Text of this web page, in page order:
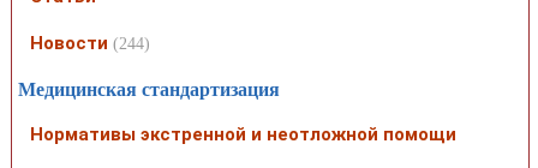
Новости (244)
Медицинская стандартизация
Нормативы экстренной и неотложной помощи